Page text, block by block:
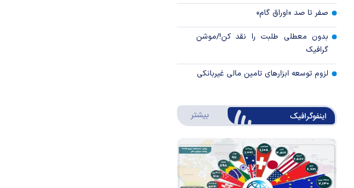
صفر تا صد «اوراق گام»
بدون معطلی طلبت را نقد کن!/موشن
گرافیک
لزوم توسعه ابزارهای تامین مالی غیربانکی
اینفوگرافیک بیشتر درباره اینفوگرافیک